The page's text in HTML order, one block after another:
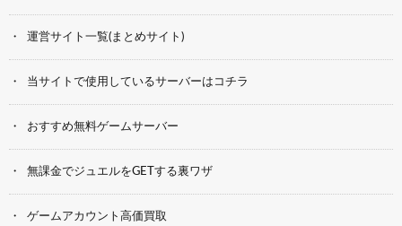
運営サイト一覧(まとめサイト)
当サイトで使用しているサーバーはコチラ
おすすめ無料ゲームサーバー
無課金でジュエルをGETする裏ワザ
ゲームアカウント高価買取